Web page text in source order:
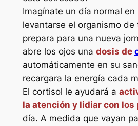
Imagínate un día normal en
levantarse el organismo de
prepara para una nueva
abre los ojos una dosis de
automáticamente en su
recargara la energía cada
El cortisol le ayudará a
la atención y lidiar con los
día. A medida que vayan